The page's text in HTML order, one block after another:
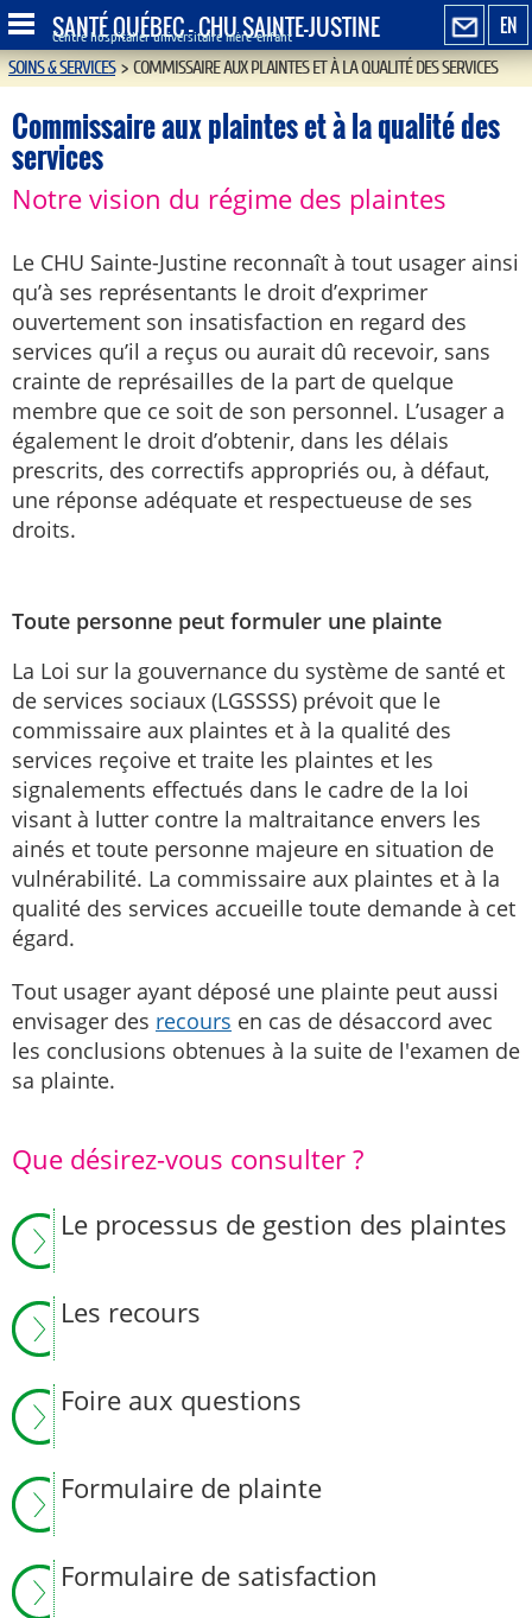
EN
SANTÉ QUÉBEC - CHU SAINTE-JUSTINE
Centre hospitalier universitaire mère-enfant
SOINS & SERVICES>COMMISSAIRE AUX PLAINTES ET À LA QUALITÉ DES SERVICES
Commissaire aux plaintes et à la qualité des
services
Notre vision du régime des plaintes
Le CHU Sainte-Justine reconnaît à tout usager ainsi
qu’à ses représentants le droit d’exprimer
ouvertement son insatisfaction en regard des
services qu’il a reçus ou aurait dû recevoir, sans
crainte de représailles de la part de quelque
membre que ce soit de son personnel. L’usager a
également le droit d’obtenir, dans les délais
prescrits, des correctifs appropriés ou, à défaut,
une réponse adéquate et respectueuse de ses
droits.
Toute personne peut formuler une plainte
La Loi sur la gouvernance du système de santé et
de services sociaux (LGSSSS) prévoit que le
commissaire aux plaintes et à la qualité des
services reçoive et traite les plaintes et les
signalements effectués dans le cadre de la loi
visant à lutter contre la maltraitance envers les
ainés et toute personne majeure en situation de
vulnérabilité. La commissaire aux plaintes et à la
qualité des services accueille toute demande à cet
égard.
Tout usager ayant déposé une plainte peut aussi
envisager des recours en cas de désaccord avec
les conclusions obtenues à la suite de l'examen de
sa plainte.
Que désirez-vous consulter ?
Le processus de gestion des plaintes
Les recours
Foire aux questions
Formulaire de plainte
Formulaire de satisfaction